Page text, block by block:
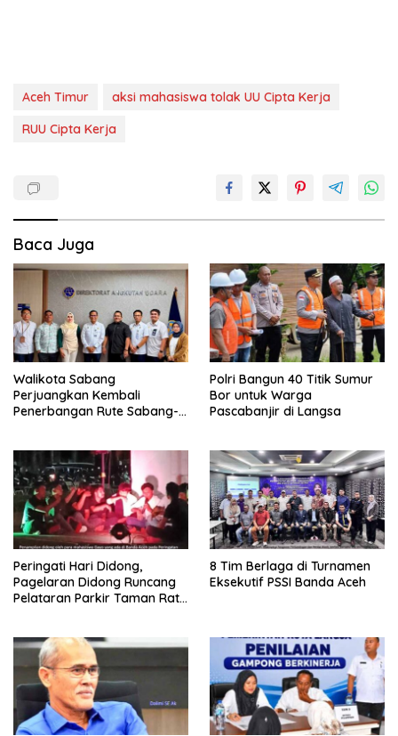
Aceh Timur
aksi mahasiswa tolak UU Cipta Kerja
RUU Cipta Kerja
Baca Juga
Walikota Sabang
Perjuangkan Kembali
Penerbangan Rute Sabang-
Polri Bangun 40 Titik Sumur
Bor untuk Warga
Pascabanjir di Langsa
Peringati Hari Didong,
Pagelaran Didong Runcang
Pelataran Parkir Taman Ratu
8 Tim Berlaga di Turnamen
Eksekutif PSSI Banda Aceh